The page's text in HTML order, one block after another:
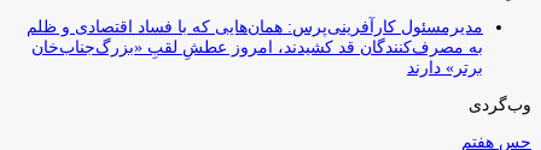
مدیرمسئول کارآفرینی‌پرس: همان‌هایی که با فساد اقتصادی و ظلم
به مصرف‌کنندگان قد کشیدند، امروز عطشِ لقبِ «بزرگ‌جناب‌خان
برتر» دارند
وب‌گردی
حس هفتم